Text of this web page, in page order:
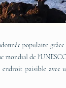
populaire grâce
mondial de
paisible avec